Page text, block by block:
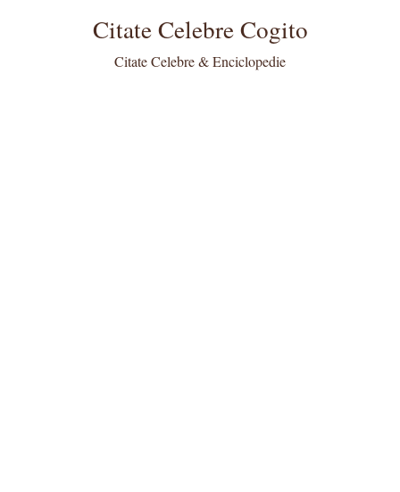
Citate Celebre Cogito
Citate Celebre & Enciclopedie